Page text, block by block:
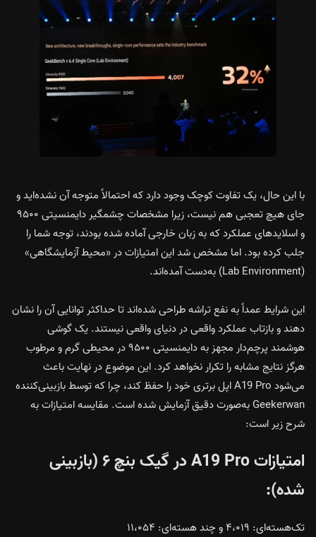
با این حال، یک تفاوت کوچک وجود دارد که احتمالاً متوجه آن نشده‌اید و
جای هیچ تعجبی هم نیست، زیرا مشخصات چشمگیر دایمنسیتی ۹۵۰۰
و اسلایدهای عملکرد که به زبان خارجی آماده شده بودند، توجه شما را
جلب کرده بود. اما مشخص شد این امتیازات در «محیط آزمایشگاهی»
(Lab Environment) به‌دست آمده‌اند.
این شرایط عمداً به نفع تراشه طراحی شده‌اند تا حداکثر توانایی آن را نشان
دهند و بازتاب عملکرد واقعی در دنیای واقعی نیستند. یک گوشی
هوشمند پرچم‌دار مجهز به دایمنسیتی ۹۵۰۰ در محیطی گرم و مرطوب
هرگز نتایج مشابه را تکرار نخواهد کرد. این موضوع در نهایت باعث
می‌شود A19 Pro اپل برتری خود را حفظ کند، چرا که توسط بازبینی‌کننده
Geekerwan به‌صورت دقیق آزمایش شده است. مقایسه امتیازات به
شرح زیر است:
امتیازات A19 Pro در گیک بنچ ۶ (بازبینی
شده):
تک‌هسته‌ای: ۴،۰۱۹ و چند هسته‌ای: ۱۱،۰۵۴